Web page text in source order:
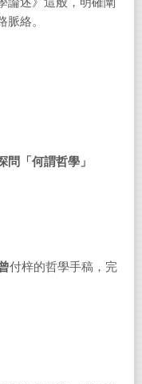
絡。
「何謂哲學」
付梓的哲學手稿，完